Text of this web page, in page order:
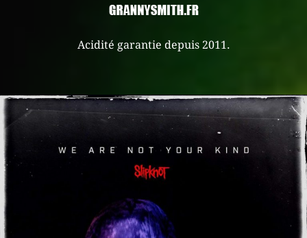
Acidité garantie depuis 2011.